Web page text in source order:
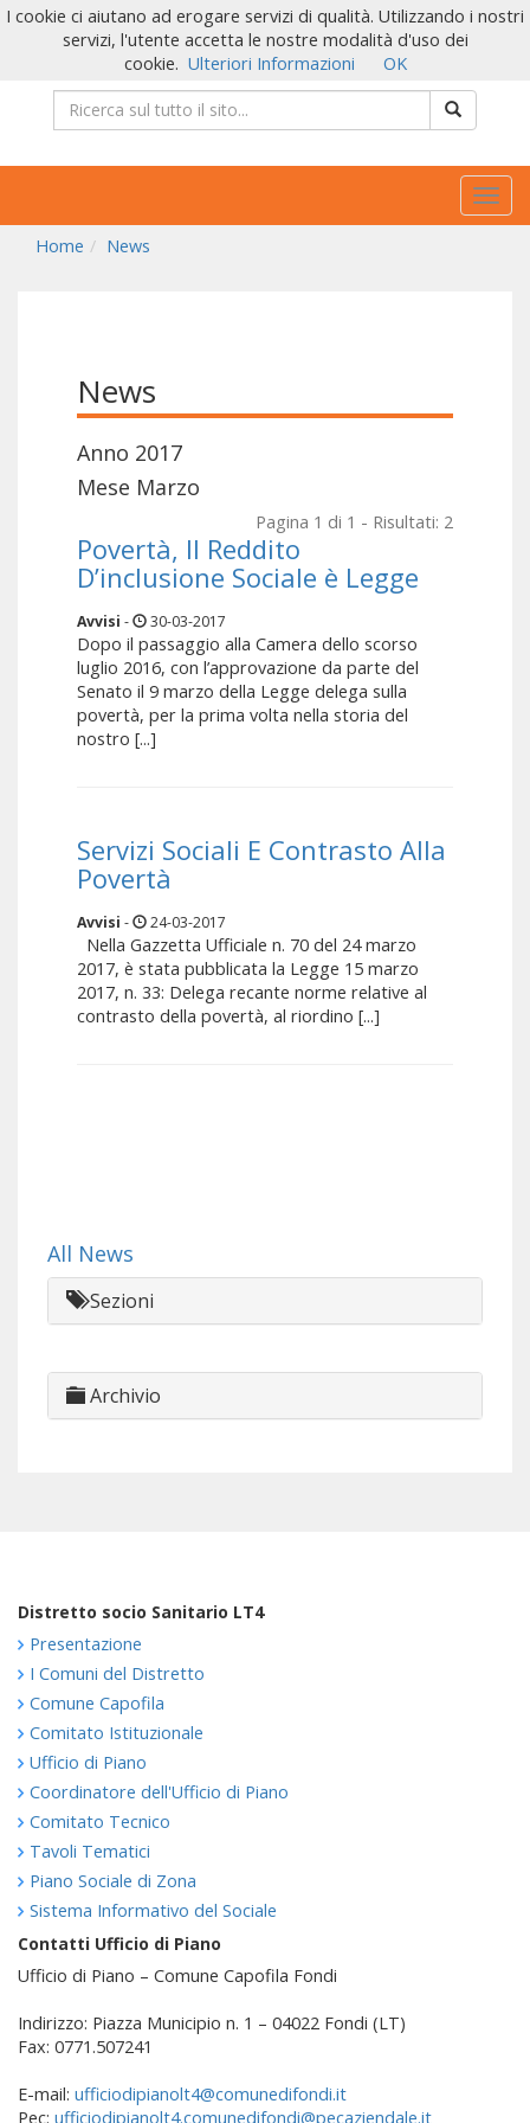
Home
News
News
Anno 2017
Mese Marzo
Pagina 1 di 1 - Risultati: 2
Povertà, Il Reddito
D’inclusione Sociale è Legge
Avvisi - 30-03-2017
Dopo il passaggio alla Camera dello scorso
luglio 2016, con l’approvazione da parte del
Senato il 9 marzo della Legge delega sulla
povertà, per la prima volta nella storia del
nostro [...]
Servizi Sociali E Contrasto Alla
Povertà
Avvisi - 24-03-2017
Nella Gazzetta Ufficiale n. 70 del 24 marzo
2017, è stata pubblicata la Legge 15 marzo
2017, n. 33: Delega recante norme relative al
contrasto della povertà, al riordino [...]
All News
Sezioni
Archivio
Distretto socio Sanitario LT4
Presentazione
I Comuni del Distretto
Comune Capofila
Comitato Istituzionale
Ufficio di Piano
Coordinatore dell'Ufficio di Piano
Comitato Tecnico
Tavoli Tematici
Piano Sociale di Zona
Sistema Informativo del Sociale
Contatti Ufficio di Piano
Ufficio di Piano – Comune Capofila Fondi
Indirizzo: Piazza Municipio n. 1 – 04022 Fondi (LT)
Fax: 0771.507241
E-mail: ufficiodipianolt4@comunedifondi.it
Pec: ufficiodipianolt4.comunedifondi@pecaziendale.it
I cookie ci aiutano ad erogare servizi di qualità. Utilizzando i nostri
servizi, l'utente accetta le nostre modalità d'uso dei
cookie. Ulteriori Informazioni OK